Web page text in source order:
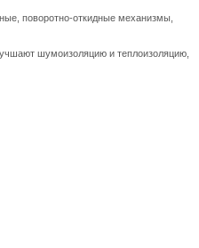
поворотно-откидные механизмы,
шумоизоляцию и теплоизоляцию,